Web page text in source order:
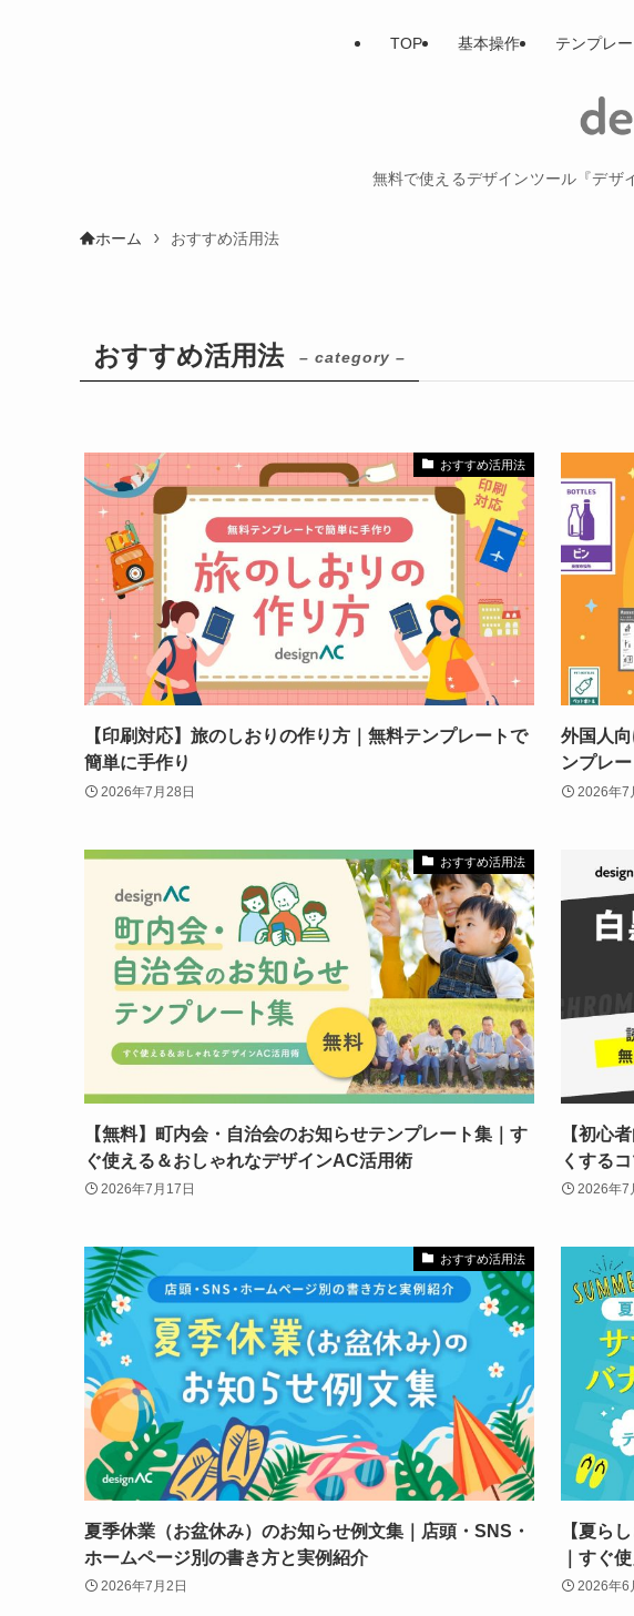
無料で使えるデザインツール『デザ
TOP 基本操作 テンプレー
ホーム おすすめ活用法
おすすめ活用法 – category –
おすすめ活用法
【印刷対応】旅のしおりの作り方｜無料テンプレートで
簡単に手作り
2026年7月28日
外国人
ンプレ
2026年7
おすすめ活用法
【無料】町内会・自治会のお知らせテンプレート集｜す
ぐ使える＆おしゃれなデザインAC活用術
2026年7月17日
【初心
くする
2026年7
おすすめ活用法
夏季休業（お盆休み）のお知らせ例文集｜店頭・SNS・
ホームページ別の書き方と実例紹介
2026年7月2日
【夏ら
｜すぐ
2026年6